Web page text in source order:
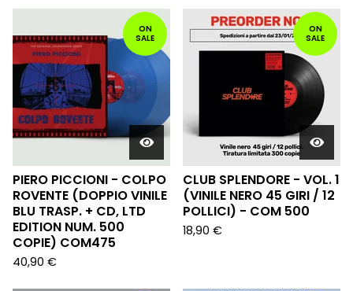
ON
SALE
PIERO PICCIONI - COLPO
ROVENTE (DOPPIO VINILE
BLU TRASP. + CD, LTD
EDITION NUM. 500
COPIE) COM475
40,90 €
ON
SALE
CLUB SPLENDORE - VOL. 1
(VINILE NERO 45 GIRI / 12
POLLICI) - COM 500
18,90 €